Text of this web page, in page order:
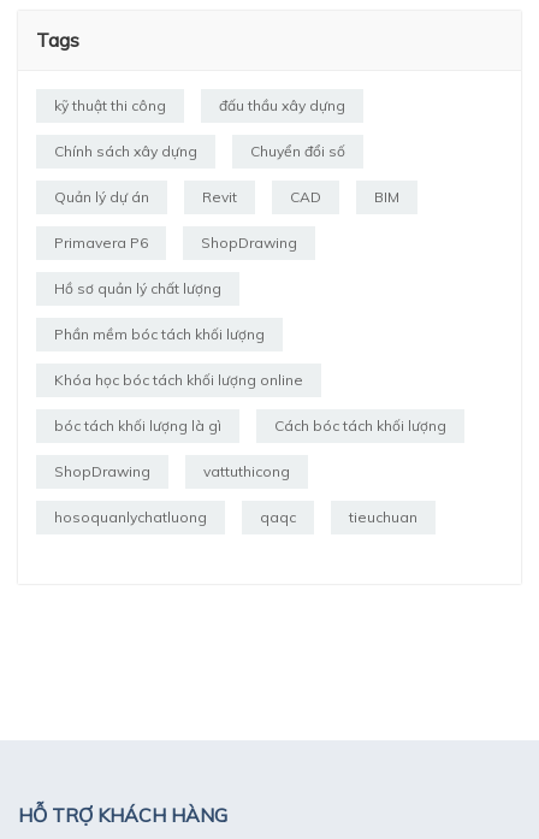
Tags
kỹ thuật thi công đấu thầu xây dựng
Chính sách xây dựng Chuyển đổi số
Quản lý dự án Revit CAD BIM
Primavera P6 ShopDrawing
Hồ sơ quản lý chất lượng
Phần mềm bóc tách khối lượng
Khóa học bóc tách khối lượng online
bóc tách khối lượng là gì Cách bóc tách khối lượng
ShopDrawing vattuthicong
hosoquanlychatluong qaqc tieuchuan
HỖ TRỢ KHÁCH HÀNG